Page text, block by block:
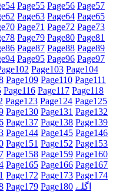
54 Page55 Page56 Page57
62 Page63 Page64 Page65
70 Page71 Page72 Page73
78 Page79 Page80 Page81
86 Page87 Page88 Page89
94 Page95 Page96 Page97
102 Page103 Page104
Page109 Page110 Page111
Page116 Page117 Page118
Page123 Page124 Page125
Page130 Page131 Page132
Page137 Page138 Page139
Page144 Page145 Page146
Page151 Page152 Page153
Page158 Page159 Page160
Page165 Page166 Page167
Page172 Page173 Page174
Page179 Page180 اگلے